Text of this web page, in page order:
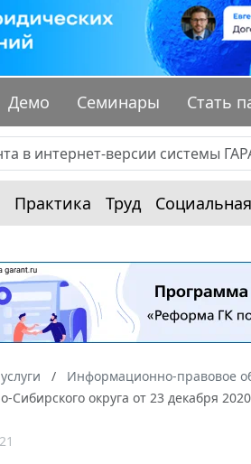
Демо Семинары Стать
Практика Труд
Информационно-правовое
Сибирского округа от 23 декабря